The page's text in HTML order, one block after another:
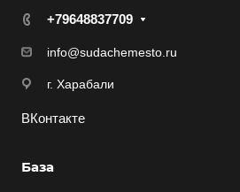
+79648837709
info@sudachemesto.ru
г. Харабали
ВКонтакте
База